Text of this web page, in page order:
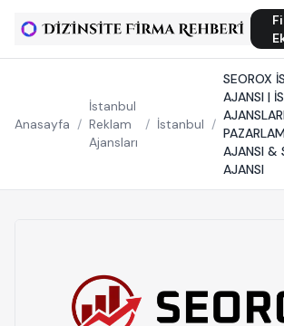
Anasayfa /
İstanbul
Reklam
Ajansları
/ İstanbul /
SEOROX
AJANSI |
AJANSI &
AJANSI